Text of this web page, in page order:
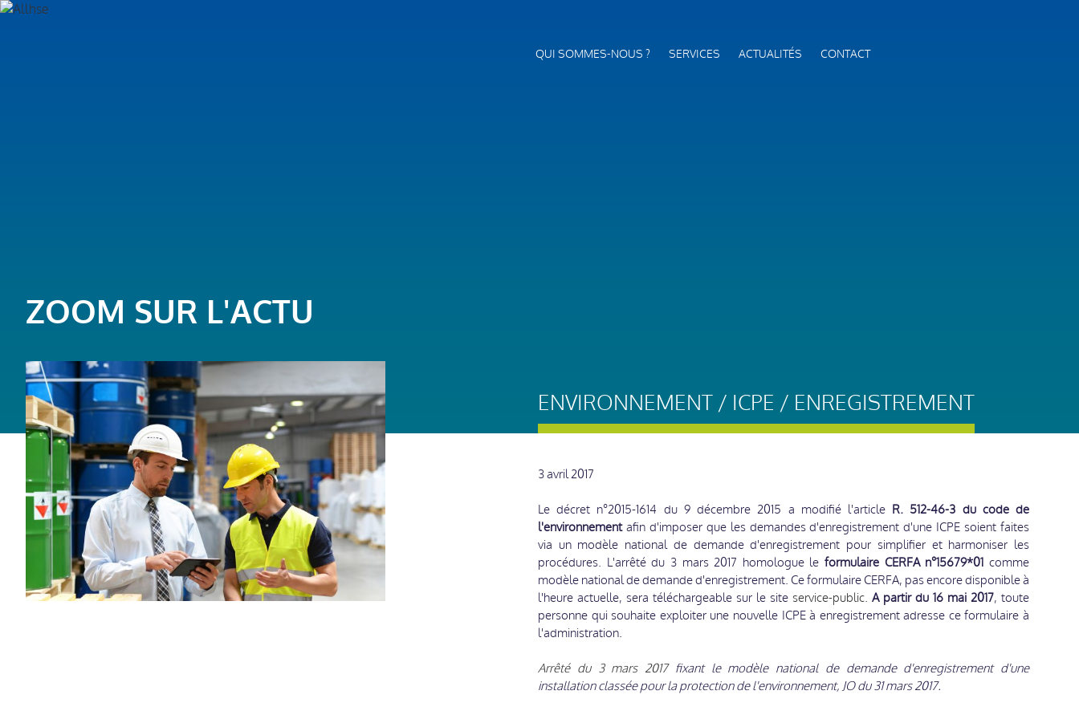
QUI SOMMES-NOUS ? SERVICES ACTUALITÉS CONTACT
ENVIRONNEMENT / ICPE / ENREGISTREMENT
ZOOM SUR L'ACTU
3 avril 2017
Le décret n°2015-1614 du 9 décembre 2015 a modifié l'article R. 512-46-3 du code de
l'environnementafin d'imposer que les demandes d'enregistrement d'une ICPE soient faites
via un modèle national de demande d'enregistrement pour simplifier et harmoniser les
procédures. L'arrêté du 3 mars 2017 homologue leformulaire CERFA n°15679*01comme
modèle national de demande d'enregistrement. Ce formulaire CERFA, pas encore disponible à
l'heure actuelle, sera téléchargeable sur le site service-public. A partir du 16 mai 2017, toute
personne qui souhaite exploiter une nouvelle ICPE à enregistrement adresse ce formulaire à
l'administration.
Arrêté du 3 mars 2017fixant le modèle national de demande d'enregistrement d'une
installation classée pour la protection de l'environnement, JO du 31 mars 2017.